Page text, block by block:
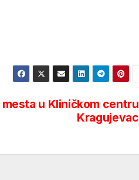
u Kliničkom centru
Kragujevac